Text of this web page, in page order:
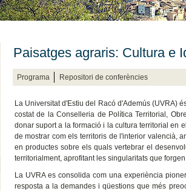
Paisatges agraris: Cultura e
Programa Repositori de conferències
La Universitat d'Estiu del Racó d'Ademús (UVRA)
costat de la Conselleria de Política Territorial,
donar suport a la formació i la cultura territorial en
de mostrar com els territoris de l'interior valencià,
en productes sobre els quals vertebrar el
territorialment, aprofitant les singularitats que
La UVRA es consolida com una experiència
resposta a la demandes i qüestions que més